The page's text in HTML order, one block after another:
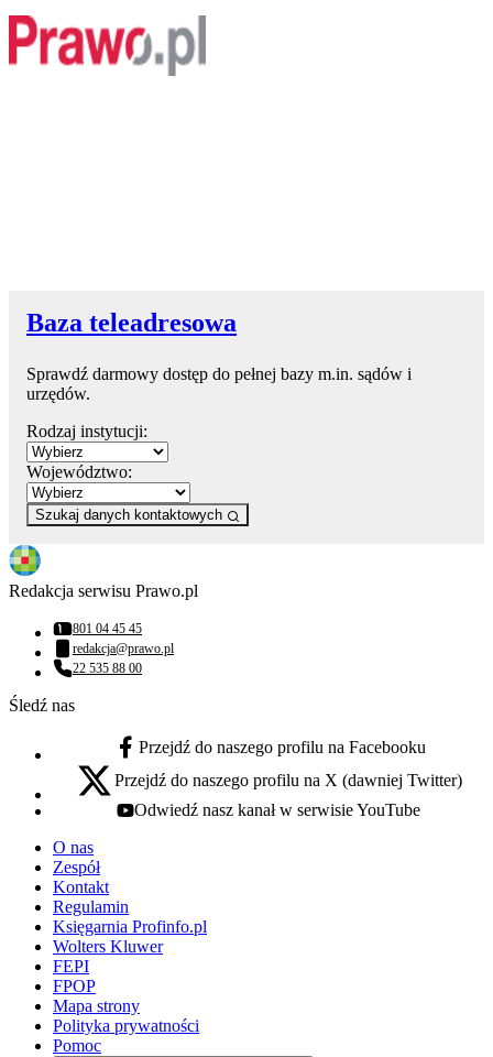
Baza teleadresowa
Sprawdź darmowy dostęp do pełnej bazy m.in. sądów i
urzędów.
Rodzaj instytucji:
Województwo:
Szukaj danych kontaktowych
Redakcja serwisu Prawo.pl
Numer telefonu:
801 04 45 45
Adres email:
redakcja@prawo.pl
Numer telefonu:
22 535 88 00
Śledź nas
facebook - otwiera się w nowej karcie
Przejdź do naszego profilu na Facebooku
x - otwiera się w nowej karcie
Przejdź do naszego profilu na X (dawniej Twitter)
youtube - otwiera się w nowej karcie
Odwiedź nasz kanał w serwisie YouTube
O nas
Zespół
Kontakt
Regulamin
Księgarnia Profinfo.pl
Wolters Kluwer
FEPI
FPOP
Mapa strony
Polityka prywatności
Pomoc